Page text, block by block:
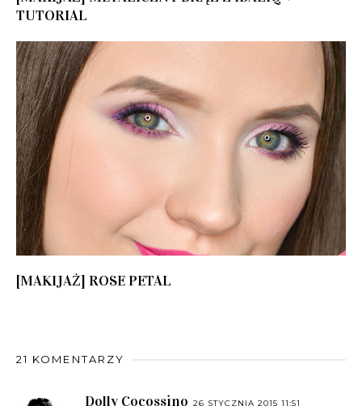
TUTORIAL
[MAKIJAŻ] ROSE PETAL
21 KOMENTARZY
Dolly Cocossino 26 STYCZNIA 2015 11:51